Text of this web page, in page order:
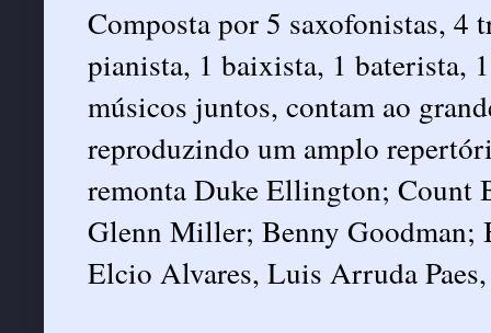
Composta por 5 saxofonistas, 4
pianista, 1 baixista, 1 baterista,
músicos juntos, contam ao
reproduzindo um amplo
remonta Duke Ellington; Count
Glenn Miller; Benny Goodman;
Elcio Alvares, Luis Arruda